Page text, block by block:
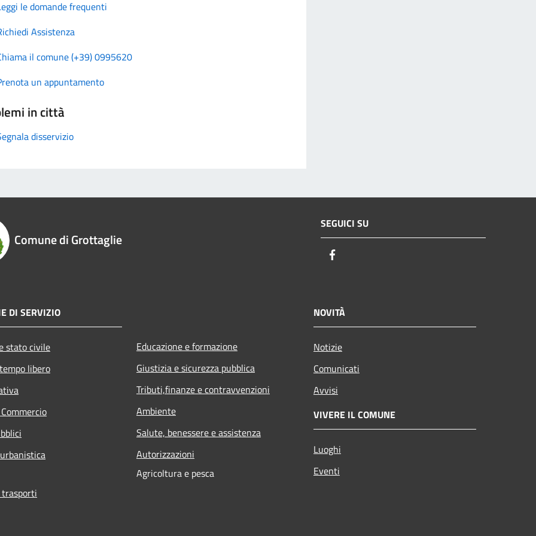
le domande frequenti
Assistenza
il comune (+39) 0995620
un appuntamento
in città
disservizio
Comune di Grottaglie
SEGUICI SU
DI SERVIZIO
stato civile
libero
Educazione e formazione
Giustizia e sicurezza pubblica
Tributi,finanze e contravvenzioni
Ambiente
Salute, benessere e assistenza
Autorizzazioni
Agricoltura e pesca
NOVITÀ
Notizie
Comunicati
Avvisi
VIVERE IL COMUNE
Luoghi
Eventi